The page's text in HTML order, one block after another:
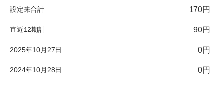
設定来合計 170円
直近12期計 90円
2025年10月27日 0円
2024年10月28日 0円